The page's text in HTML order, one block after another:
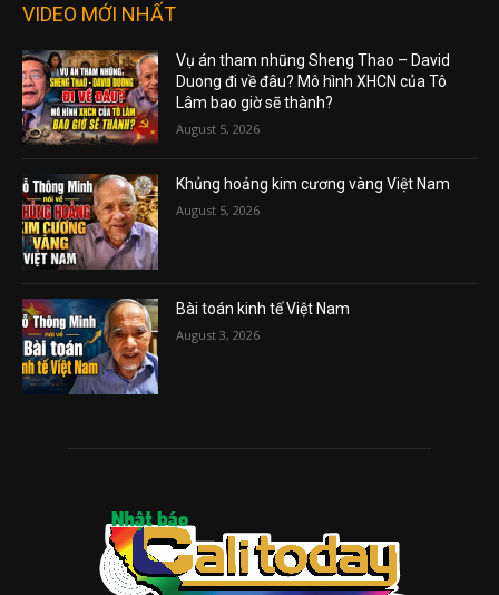
VIDEO MỚI NHẤT
Vụ án tham nhũng Sheng Thao – David
Duong đi về đâu? Mô hình XHCN của Tô
Lâm bao giờ sẽ thành?
August 5, 2026
Khủng hoảng kim cương vàng Việt Nam
August 5, 2026
Bài toán kinh tế Việt Nam
August 3, 2026